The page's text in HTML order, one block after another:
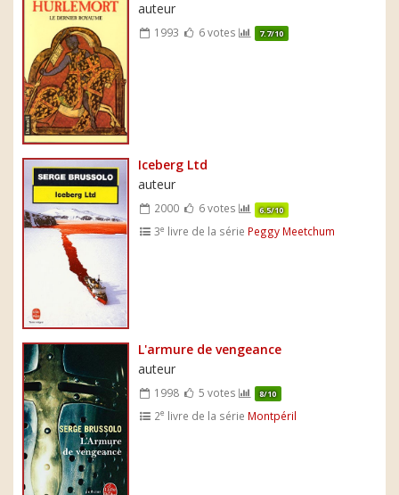
auteur
1993 6 votes 7.7/10
Iceberg Ltd
auteur
2000 6 votes 6.5/10
3e livre de la série Peggy Meetchum
L'armure de vengeance
auteur
1998 5 votes 8/10
2e livre de la série Montpéril